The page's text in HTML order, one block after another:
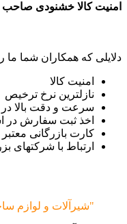
امنیت کالا خشنودی صاحب
دلایلی که همکاران شما ما
امنیت کالا
نازلترین نرخ ترخیص
سرعت و دقت بالا
اخذ ثبت سفارش در
کارت بازرگانی
ارتباط با شرکتهای
"شیرآلات و لوازم